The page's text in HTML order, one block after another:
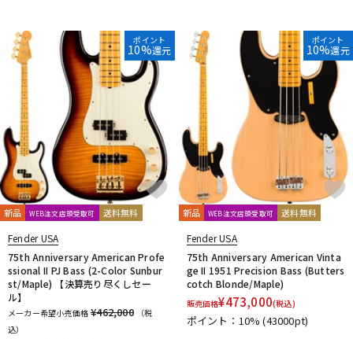
ポイント
10%還元
新品 WEB注文店頭受取可 送料無料
Fender USA
75th Anniversary American Profe
ssional II PJ Bass (2-Color Sunbur
st/Maple) 【決算売り尽くしセー
ル】
メーカー希望小売価格 ¥462,000
（税
込）
ポイント
10%還元
新品 WEB注文店頭受取可 送料無料
Fender USA
75th Anniversary American Vinta
ge II 1951 Precision Bass (Butters
cotch Blonde/Maple)
販売価格¥473,000(税込)
ポイント：10%(43000pt)